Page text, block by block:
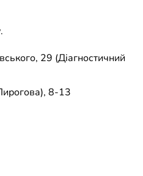
29 (Діагностичний
8-13